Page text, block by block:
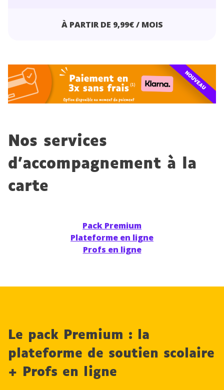
À PARTIR DE 9,99€ / MOIS
Nos services
d’accompagnement à la
carte
Pack Premium
Plateforme en ligne
Profs en ligne
Le pack Premium : la
plateforme de soutien scolaire
+ Profs en ligne